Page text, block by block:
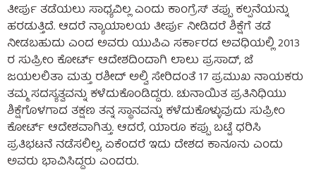
ತೀರ್ಪು ತಡೆಯಲು ಸಾಧ್ಯವಿಲ್ಲ ಎಂದು ಕಾಂಗ್ರೆಸ್ ತಪ್ಪು ಕಲ್ಪನೆಯನ್ನು
ಹರಡುತ್ತಿದೆ. ಆದರೆ ನ್ಯಾಯಾಲಯ ತೀರ್ಪು ನೀಡಿದರೆ ಶಿಕ್ಷೆಗೆ ತಡೆ
ನೀಡಬಹುದು ಎಂದ ಅವರು ಯುಪಿಎ ಸರ್ಕಾರದ ಅವಧಿಯಲ್ಲಿ 2013
ರ ಸುಪ್ರೀಂ ಕೋರ್ಟ್ ಆದೇಶದಿಂದಾಗಿ ಲಾಲು ಪ್ರಸಾದ್, ಜೆ
ಜಯಲಲಿತಾ ಮತ್ತು ರಶೀದ್ ಅಲ್ವಿ ಸೇರಿದಂತೆ 17 ಪ್ರಮುಖ ನಾಯಕರು
ತಮ್ಮ ಸದಸ್ಯತ್ವವನ್ನು ಕಳೆದುಕೊಂಡಿದ್ದರು. ಚುನಾಯಿತ ಪ್ರತಿನಿಧಿಯು
ಶಿಕ್ಷೆಗೊಳಗಾದ ತಕ್ಷಣ ತನ್ನ ಸ್ಥಾನವನ್ನು ಕಳೆದುಕೊಳ್ಳುವುದು ಸುಪ್ರೀಂ
ಕೋರ್ಟ್ ಆದೇಶವಾಗಿತ್ತು. ಆದರೆ, ಯಾರೂ ಕಪ್ಪು ಬಟ್ಟೆ ಧರಿಸಿ
ಪ್ರತಿಭಟನೆ ನಡೆಸಲಿಲ್ಲ, ಏಕೆಂದರೆ ಇದು ದೇಶದ ಕಾನೂನು ಎಂದು
ಅವರು ಭಾವಿಸಿದ್ದರು ಎಂದರು.